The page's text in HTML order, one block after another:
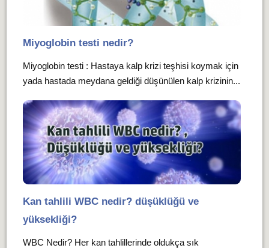
Miyoglobin testi nedir?
Miyoglobin testi : Hastaya kalp krizi teşhisi koymak için
yada hastada meydana geldiği düşünülen kalp krizinin...
Kan tahlili WBC nedir? düşüklüğü ve
yüksekliği?
WBC Nedir? Her kan tahlillerinde oldukça sık